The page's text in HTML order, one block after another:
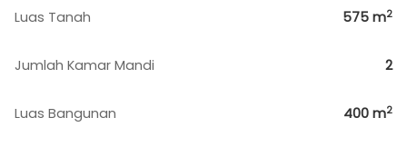
Luas Tanah 575 m2
Jumlah Kamar Mandi 2
Luas Bangunan 400 m2